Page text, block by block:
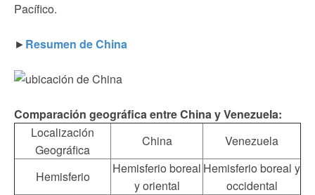
Pacífico.
►Resumen de China
Comparación geográfica entre China y Venezuela:
Localización
Geográfica
China Venezuela
Hemisferio
Hemisferio boreal
y oriental
Hemisferio boreal y
occidental